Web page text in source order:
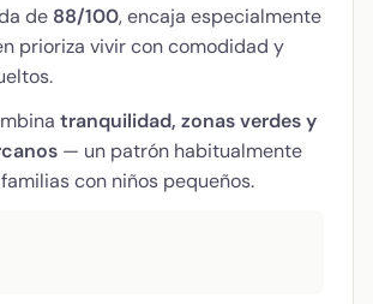
de 88/100, encaja especialmente
prioriza vivir con comodidad y
tranquilidad, zonas verdes y
— un patrón habitualmente
con niños pequeños.